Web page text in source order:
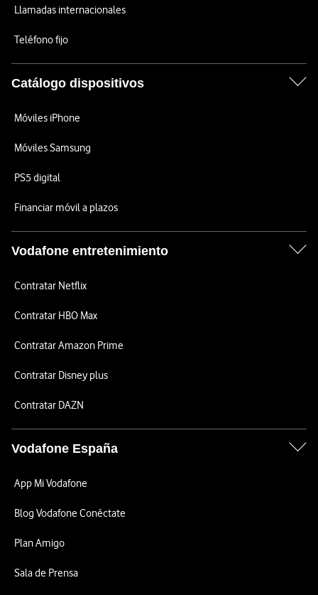
Llamadas internacionales
Teléfono fijo
Catálogo dispositivos
Móviles iPhone
Móviles Samsung
PS5 digital
Financiar móvil a plazos
Vodafone entretenimiento
Contratar Netflix
Contratar HBO Max
Contratar Amazon Prime
Contratar Disney plus
Contratar DAZN
Vodafone España
App Mi Vodafone
Blog Vodafone Conéctate
Plan Amigo
Sala de Prensa